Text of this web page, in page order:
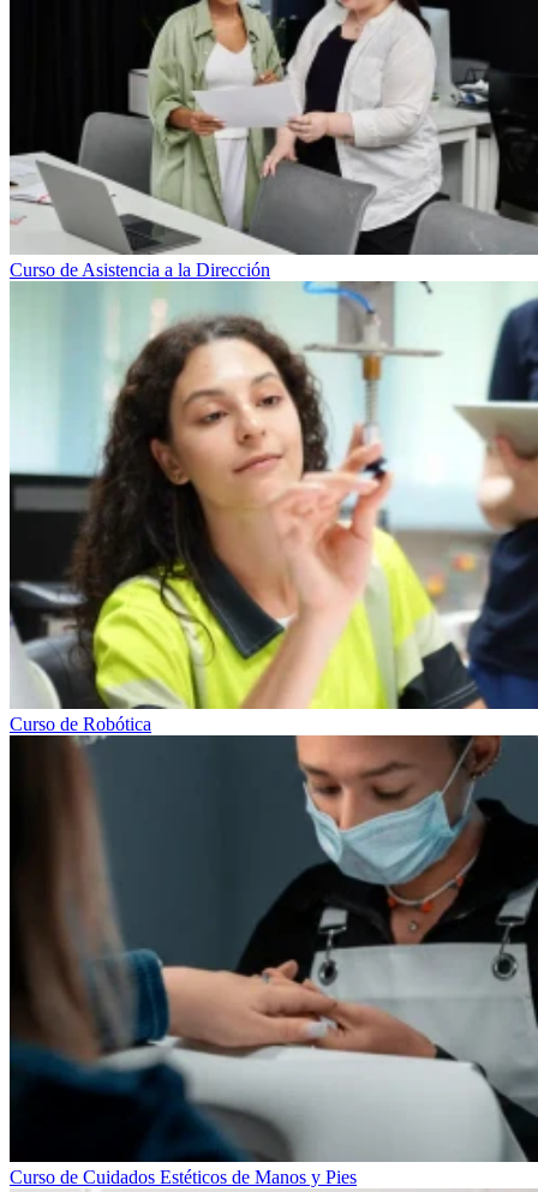
Curso de Asistencia a la Dirección
Curso de Robótica
Curso de Cuidados Estéticos de Manos y Pies